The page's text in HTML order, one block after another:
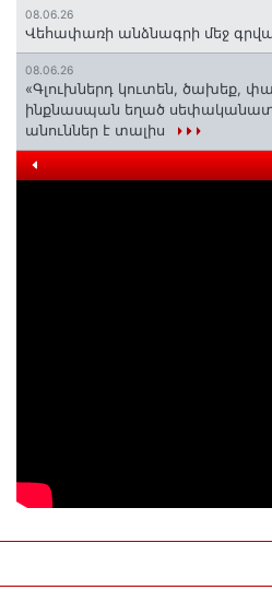
08.06.26
Վեհափառի անձնագրի մեջ
08.06.26
«Գլուխներդ կուտեն, ծախեք,
ինքնասպան եղած
անուններ է տալիս